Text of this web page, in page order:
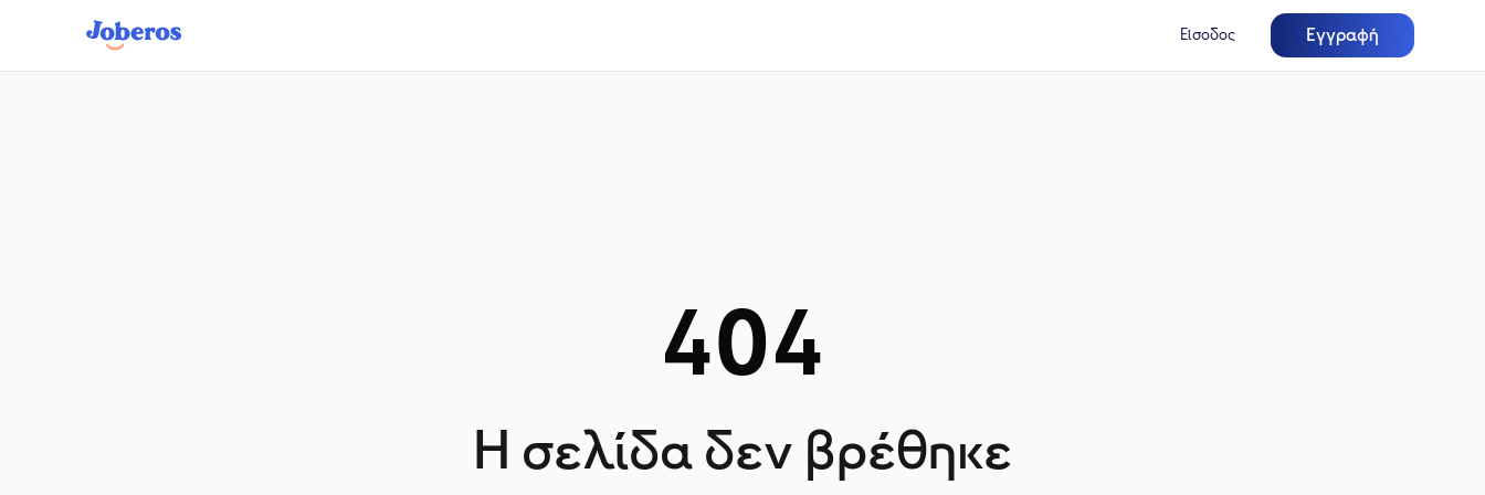
Είσοδος Εγγραφή
404
Η σελίδα δεν βρέθηκε